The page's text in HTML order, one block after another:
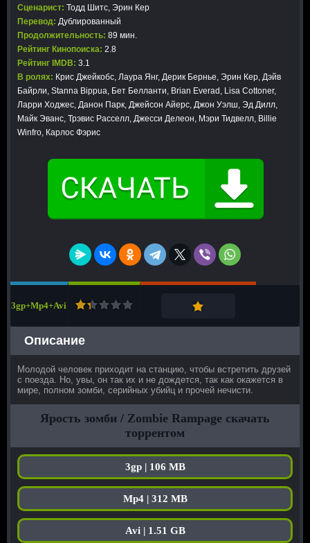
Сценарист: Тодд Шитс, Эрин Кер
Перевод: Дублированный
Продолжительность: 89 мин.
Рейтинг Кинопоиска: 2.8
Рейтинг IMDB: 3.1
В ролях: Крис Джейкобс, Лаура Янг, Дерик Бернье, Эрин Кер, Дэйв
Байрли, Stanna Bippua, Бет Белланти, Brian Everad, Lisa Cottoner,
Ларри Ходжес, Данон Парк, Джейсон Айерс, Джон Уэлш, Эд Дилл,
Майк Эванс, Трэвис Расселл, Джесси Делеон, Мэри Тидвелл, Billie
Winfro, Карлос Фэрис
3gp+Mp4+Avi
Описание
Молодой человек приходит на станцию, чтобы встретить друзей
с поезда. Но, увы, он так их и не дождется, так как окажется в
мире, полном зомби, серийных убийц и прочей нечисти.
Ярость зомби / Zombie Rampage скачать
торрентом
3gp | 106 MB
Mp4 | 312 MB
Avi | 1.51 GB